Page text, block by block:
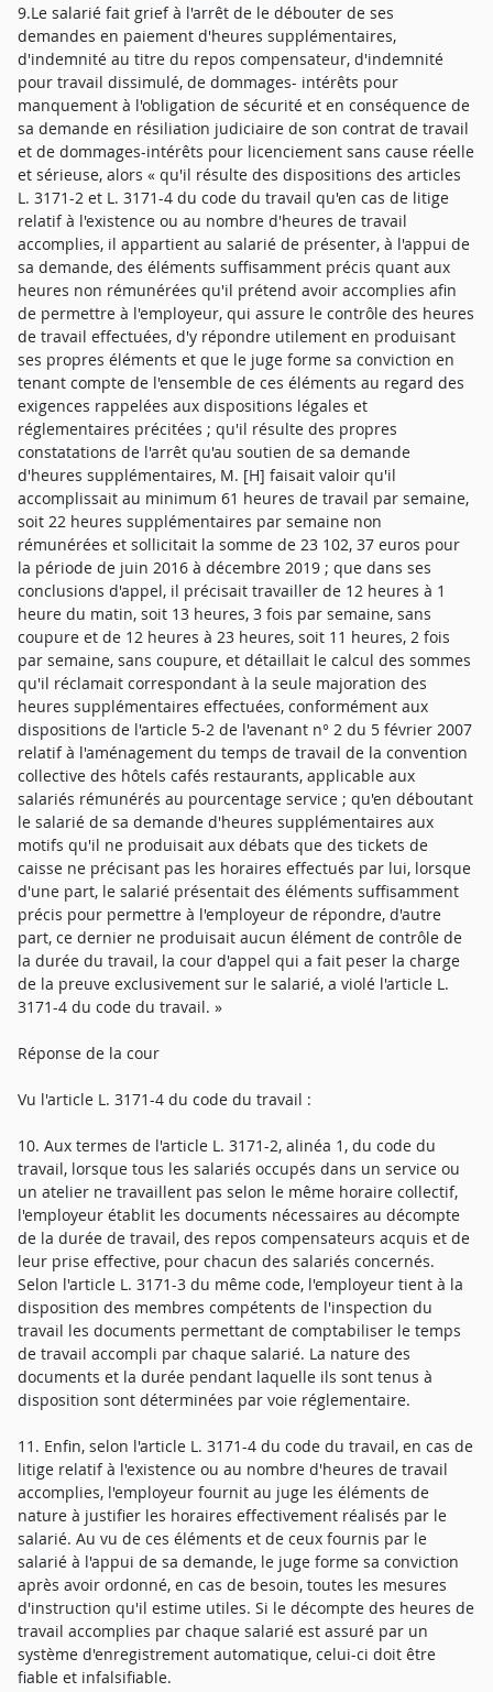
9.Le salarié fait grief à l'arrêt de le débouter de ses
demandes en paiement d'heures supplémentaires,
d'indemnité au titre du repos compensateur, d'indemnité
pour travail dissimulé, de dommages- intérêts pour
manquement à l'obligation de sécurité et en conséquence de
sa demande en résiliation judiciaire de son contrat de travail
et de dommages-intérêts pour licenciement sans cause réelle
et sérieuse, alors « qu'il résulte des dispositions des articles
L. 3171-2 et L. 3171-4 du code du travail qu'en cas de litige
relatif à l'existence ou au nombre d'heures de travail
accomplies, il appartient au salarié de présenter, à l'appui de
sa demande, des éléments suffisamment précis quant aux
heures non rémunérées qu'il prétend avoir accomplies afin
de permettre à l'employeur, qui assure le contrôle des heures
de travail effectuées, d'y répondre utilement en produisant
ses propres éléments et que le juge forme sa conviction en
tenant compte de l'ensemble de ces éléments au regard des
exigences rappelées aux dispositions légales et
réglementaires précitées ; qu'il résulte des propres
constatations de l'arrêt qu'au soutien de sa demande
d'heures supplémentaires, M. [H] faisait valoir qu'il
accomplissait au minimum 61 heures de travail par semaine,
soit 22 heures supplémentaires par semaine non
rémunérées et sollicitait la somme de 23 102, 37 euros pour
la période de juin 2016 à décembre 2019 ; que dans ses
conclusions d'appel, il précisait travailler de 12 heures à 1
heure du matin, soit 13 heures, 3 fois par semaine, sans
coupure et de 12 heures à 23 heures, soit 11 heures, 2 fois
par semaine, sans coupure, et détaillait le calcul des sommes
qu'il réclamait correspondant à la seule majoration des
heures supplémentaires effectuées, conformément aux
dispositions de l'article 5-2 de l'avenant n° 2 du 5 février 2007
relatif à l'aménagement du temps de travail de la convention
collective des hôtels cafés restaurants, applicable aux
salariés rémunérés au pourcentage service ; qu'en déboutant
le salarié de sa demande d'heures supplémentaires aux
motifs qu'il ne produisait aux débats que des tickets de
caisse ne précisant pas les horaires effectués par lui, lorsque
d'une part, le salarié présentait des éléments suffisamment
précis pour permettre à l'employeur de répondre, d'autre
part, ce dernier ne produisait aucun élément de contrôle de
la durée du travail, la cour d'appel qui a fait peser la charge
de la preuve exclusivement sur le salarié, a violé l'article L.
3171-4 du code du travail. »
Réponse de la cour
Vu l'article L. 3171-4 du code du travail :
10. Aux termes de l'article L. 3171-2, alinéa 1, du code du
travail, lorsque tous les salariés occupés dans un service ou
un atelier ne travaillent pas selon le même horaire collectif,
l'employeur établit les documents nécessaires au décompte
de la durée de travail, des repos compensateurs acquis et de
leur prise effective, pour chacun des salariés concernés.
Selon l'article L. 3171-3 du même code, l'employeur tient à la
disposition des membres compétents de l'inspection du
travail les documents permettant de comptabiliser le temps
de travail accompli par chaque salarié. La nature des
documents et la durée pendant laquelle ils sont tenus à
disposition sont déterminées par voie réglementaire.
11. Enfin, selon l'article L. 3171-4 du code du travail, en cas de
litige relatif à l'existence ou au nombre d'heures de travail
accomplies, l'employeur fournit au juge les éléments de
nature à justifier les horaires effectivement réalisés par le
salarié. Au vu de ces éléments et de ceux fournis par le
salarié à l'appui de sa demande, le juge forme sa conviction
après avoir ordonné, en cas de besoin, toutes les mesures
d'instruction qu'il estime utiles. Si le décompte des heures de
travail accomplies par chaque salarié est assuré par un
système d'enregistrement automatique, celui-ci doit être
fiable et infalsifiable.